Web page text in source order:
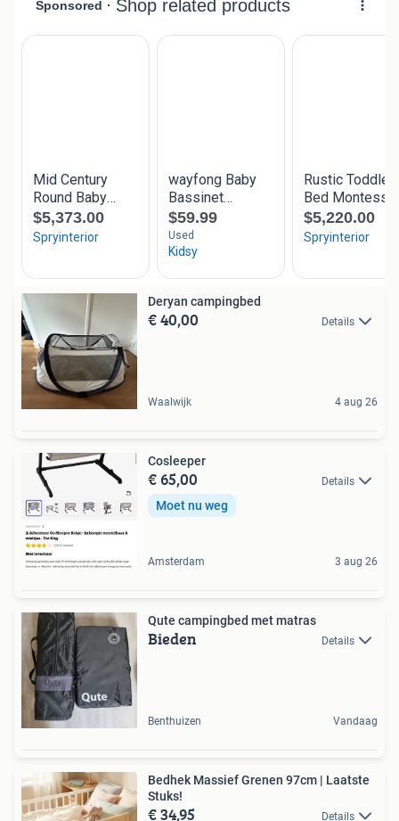
Deryan campingbed
€ 40,00 Details
Waalwijk 4 aug 26
Cosleeper
€ 65,00 Details
Moet nu weg
Amsterdam 3 aug 26
Qute campingbed met matras
Bieden Details
Benthuizen Vandaag
Bedhek Massief Grenen 97cm | Laatste
Stuks!
€ 34,95 Details